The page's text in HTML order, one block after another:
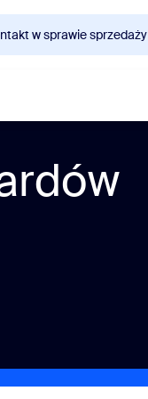
w sprawie sprzedaży
się klienci Zoom.